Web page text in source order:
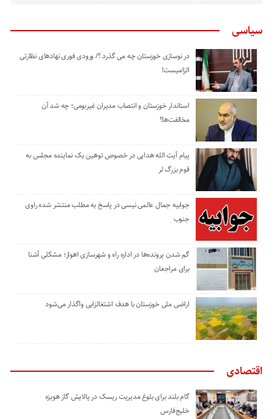
سیاسی
در نوسازی خوزستان چه می گذرد ؟/ ورودی فوری نهادهای نظارتی
الزامیست!
استاندار خوزستان و انتصاب مدیران غیربومی؛ چه شد آن
مخالفت‌ها؟
پیام آیت الله هدایی در خصوص توهین یک نماینده مجلس به
قوم بزرگ لر
جوابیه جمال عالمی نیسی در پاسخ به مطلب منتشر شده راوی
جنوب
گم شدن پرونده‌ها در اداره راه و شهرسازی اهواز؛ مشکلی آشنا
برای مراجعان
اراضی ملی خوزستان با هدف اشتغالزایی واگذار می‌شود
اقتصادی
گام بلند برای بلوغ مدیریت ریسک در پالایش گاز هویزه
خلیج‌فارس